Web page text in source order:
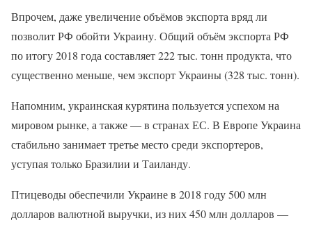
Впрочем, даже увеличение объёмов экспорта вряд ли
позволит РФ обойти Украину. Общий объём экспорта РФ
по итогу 2018 года составляет 222 тыс. тонн продукта, что
существенно меньше, чем экспорт Украины (328 тыс. тонн).
Напомним, украинская курятина пользуется успехом на
мировом рынке, а также — в странах ЕС. В Европе Украина
стабильно занимает третье место среди экспортеров,
уступая только Бразилии и Таиланду.
Птицеводы обеспечили Украине в 2018 году 500 млн
долларов валютной выручки, из них 450 млн долларов —